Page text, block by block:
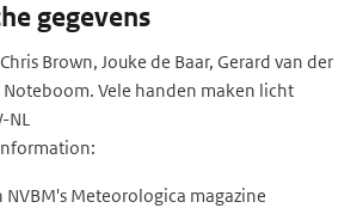
gegevens
Brown, Jouke de Baar, Gerard van der
Noteboom. Vele handen maken licht
NL
Meteorologica magazine